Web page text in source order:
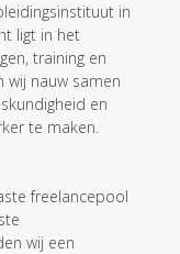
in
ligt in het
training en
wij nauw samen
en
te maken.
freelancepool
wij een